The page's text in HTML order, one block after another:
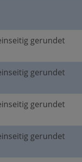
gerundet
gerundet
gerundet
gerundet